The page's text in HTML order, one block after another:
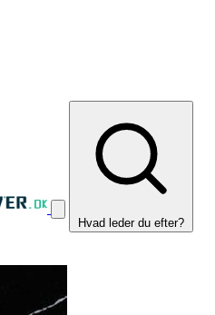
Hvad leder du efter?